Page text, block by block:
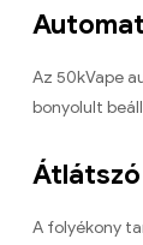
Az 50kVape
bonyolult
A folyékony